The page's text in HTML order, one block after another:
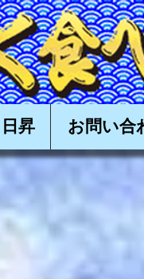
と,有限会社日昇,近海かつお,近海カツオ,かつお船,カツオ船
昇 お問い合